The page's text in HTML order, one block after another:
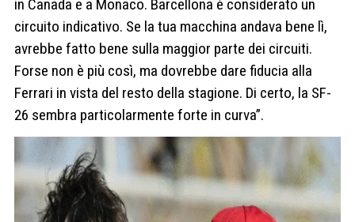
in Canada e a Monaco. Barcellona è considerato un
circuito indicativo. Se la tua macchina andava bene lì,
avrebbe fatto bene sulla maggior parte dei circuiti.
Forse non è più così, ma dovrebbe dare fiducia alla
Ferrari in vista del resto della stagione. Di certo, la SF-
26 sembra particolarmente forte in curva”.